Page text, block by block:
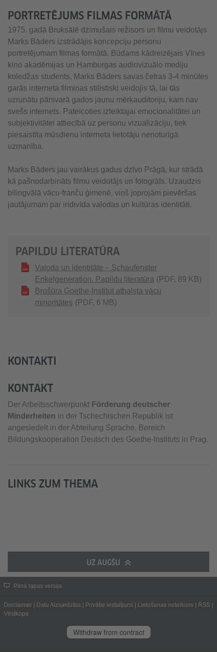
PORTRETĒJUMS FILMAS FORMĀTĀ
1975. gadā Bruksālē dzimušais režisors un filmu veidotājs
Marks Bāders izstrādājis koncepciju personu
portretējumam filmas formātā. Būdams kādreizējais Vīnes
kino akadēmijas un Hamburgas audiovizuālo mediju
koledžas students, Marks Bāders savas četras 3-4 minūtes
garās interneta filmiņas stilistiski veidojis tā, lai tās
uzrunātu pārsvarā gados jaunu mērķauditoriju, kam nav
svešs internets. Pateicoties izteiktajai emocionalitātei un
subjektivitātei attiecībā uz personu vizualizāciju, tiek
piesaistīta mūsdienu interneta lietotāju nenoturīgā
uzmanība.
Marks Bāders jau vairākus gadus dzīvo Prāgā, kur strādā
kā pašnodarbināts filmu veidotājs un fotogrāfs. Uzaudzis
bilingvālā vācu-franču ģimenē, viņš joprojām pievēršas
jautājumam par indivīda valodas un kultūras identitāti.
PAPILDU LITERATŪRA
Valoda un identitāte – Schaufenster
Enkelgeneration. Papildu literatūra (PDF, 89 KB)
Brošūra Goethe-Institut atbalsta vācu
minoritātes (PDF, 6 MB)
KONTAKTI
KONTAKT
Der Arbeitsschwerpunkt Förderung deutscher
Minderheiten in der Tschechischen Republik ist
angesiedelt in der Abteilung Sprache, Bereich
Bildungskooperation Deutsch des Goethe-Instituts in Prag.
LINKS ZUM THEMA
UZ AUGŠU
Pilnā lapas versija
Disclaimer Datu Aizsardzība Privātie iestatījumi Lietošanas noteikumi RSS
Vēstkopa
Withdraw from contract